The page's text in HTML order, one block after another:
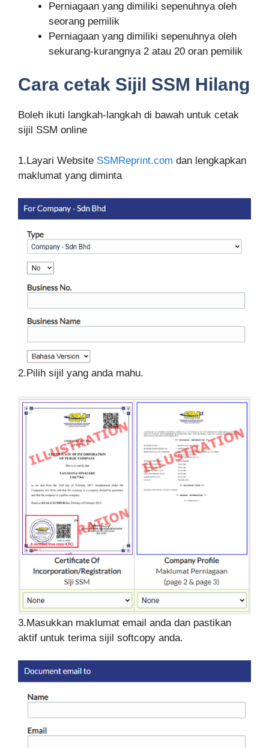
Perniagaan yang dimiliki sepenuhnya oleh
seorang pemilik
Perniagaan yang dimiliki sepenuhnya oleh
sekurang-kurangnya 2 atau 20 oran pemilik
Cara cetak Sijil SSM Hilang
Boleh ikuti langkah-langkah di bawah untuk cetak
sijil SSM online
1.Layari Website SSMReprint.com dan lengkapkan
maklumat yang diminta
2.Pilih sijil yang anda mahu.
3.Masukkan maklumat email anda dan pastikan
aktif untuk terima sijil softcopy anda.